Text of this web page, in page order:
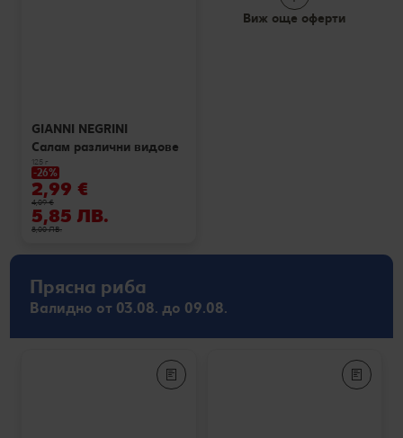
GIANNI NEGRINI
Салам различни видове
125 г
-26%
2,99 €
4,09 €
5,85 ЛВ.
8,00 ЛВ.
Виж още оферти
Прясна риба
Валидно от 03.08. до 09.08.